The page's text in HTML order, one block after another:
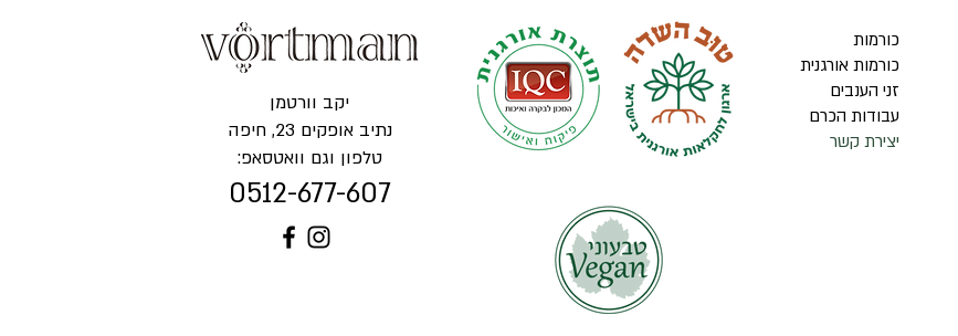
יקב וורטמן
נתיב אופקים 23, חיפה
טלפון וגם וואטסאפ:
0512-677-607
כורמות
כורמות אורגנית
זני הענבים
עבודות הכרם
יצירת קשר